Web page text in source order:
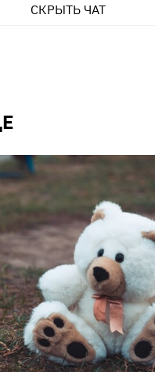
СКРЫТЬ ЧАТ